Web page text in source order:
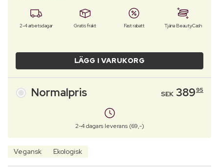
2-4 arbetsdagar Gratis frakt Fast rabatt Tjäna BeautyCash
LÄGG I VARUKORG
Normalpris SEK 38995
2-4 dagars leverans (69,-)
Vegansk Ekologisk